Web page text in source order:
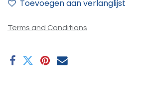
Toevoegen aan verlanglijst
Terms and Conditions